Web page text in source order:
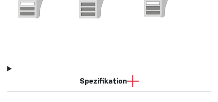
Spezifikation